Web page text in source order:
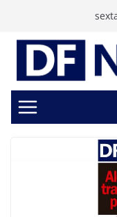
conteúdo